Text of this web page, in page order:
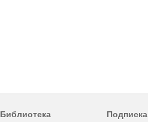
Библиотека Подписка